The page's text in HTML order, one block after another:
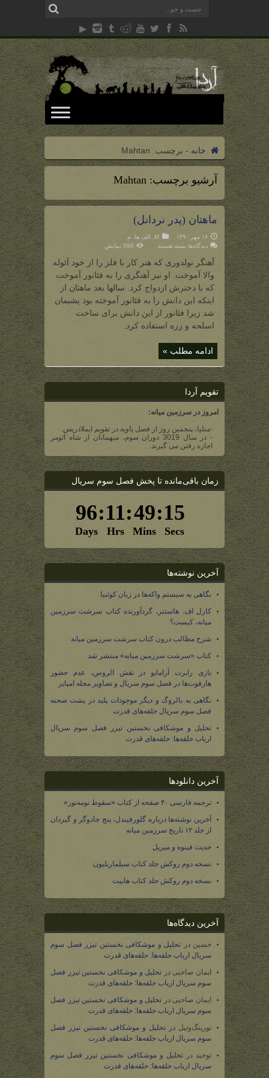
خانه - برچسب: Mahtan
آرشیو برچسب: Mahtan
ماهتان (پدر نردانل)
۱۶ مهر ۱۳۹۰ M الف ها
م
دیدگاه‌ها برای
(پدر
نردانل)
بسته هستند 596 نمایش
آهنگر نولدوری که هنر کار با فلز را از خود آئوله
والا آموخت. او نیز آهنگری را به فئانور آموخت
که با دخترش ازدواج کرد. سالها بعد ماهتان از
اینکه این دانش را به فئانور آموخته بود پشیمان
شد زیرا فئانور از این دانش برای ساخت
اسلحه و زره استفاده کرد.
ادامه مطلب »
تقویم آردا
امروز در سرزمین میانه:
-منلیا، پنجمین روز از فصل یاویه در تقویم ایملادریس.
- در سال 3019 دوران سوم، میهمانان از شاه ائومر
اجازه رفتن می گیرند.
زمان باقی‌مانده تا پخش فصل سوم سریال
آخرین نوشته‌ها
نگاهی به سیستم واکه‌ها در زبان کوئنیا
کارل اف. هاستتر، گردآورنده کتاب سرشت سرزمین
میانه، کیست؟
شرح مطالب درون کتاب سرشت سرزمین میانه
کتاب «سرشت سرزمین میانه» منتشر شد
بازی رابرت آرامایو در نقش الروس، عدم حضور
هارفوت‌ها در فصل سوم سریال و تصاویر مجله امپایر
نگاهی به بالروگ و دیگر موجودات پلید در پشت صحنه
فصل سوم سریال حلقه‌های قدرت
تحلیل و موشکافی نخستین تیزر فصل سوم سریال
ارباب حلقه‌ها: حلقه‌های قدرت
آخرین دانلودها
ترجمه فارسی ۴۰ صفحه از کتاب «سقوط نومه‌نور»
آخرین نوشته‌ها درباره گلورفیندل، پنج جادوگر و گیردان
از جلد ۱۲ تاریخ سرزمین میانه
حدیث فینوه و میریل
نسخه دوم روکش جلد کتاب سیلماریلیون
نسخه دوم روکش جلد کتاب هابیت
آخرین دیدگاه‌ها
حسین در تحلیل و موشکافی نخستین تیزر فصل سوم
سریال ارباب حلقه‌ها: حلقه‌های قدرت
ایمان صاحبی در تحلیل و موشکافی نخستین تیزر فصل
سوم سریال ارباب حلقه‌ها: حلقه‌های قدرت
ایمان صاحبی در تحلیل و موشکافی نخستین تیزر فصل
سوم سریال ارباب حلقه‌ها: حلقه‌های قدرت
تورینگ‌وتیل در تحلیل و موشکافی نخستین تیزر فصل
سوم سریال ارباب حلقه‌ها: حلقه‌های قدرت
توحید درتحلیل و موشکافی نخستین تیزر فصل سوم
سریال ارباب حلقه‌ها: حلقه‌های قدرت